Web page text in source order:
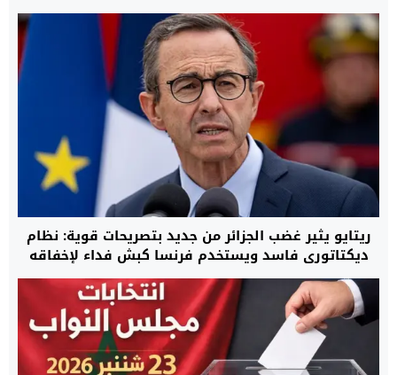
ريتايو يثير غضب الجزائر من جديد بتصريحات قوية: نظام
ديكتاتوري فاسد ويستخدم فرنسا كبش فداء لإخفاقه
الداخلي